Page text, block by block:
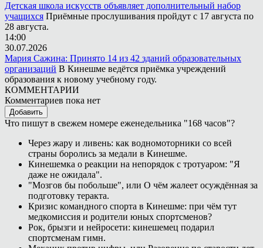
Детская школа искусств объявляет дополнительный набор
учащихся Приёмные прослушивания пройдут с 17 августа по
28 августа.
14:00
30.07.2026
Мария Сажина: Принято 14 из 42 зданий образовательных
организаций В Кинешме ведётся приёмка учреждений
образования к новому учебному году.
КОММЕНТАРИИ
Комментариев пока нет
Добавить
Что пишут в свежем номере еженедельника "168 часов"?
Через жару и ливень: как водномоторники со всей
страны боролись за медали в Кинешме.
Кинешемка о реакции на непорядок с тротуаром: "Я
даже не ожидала".
"Мозгов бы побольше", или О чём жалеет осуждённая за
подготовку теракта.
Кризис командного спорта в Кинешме: при чём тут
медкомиссия и родители юных спортсменов?
Рок, брызги и нейросети: кинешемец подарил
спортсменам гимн.